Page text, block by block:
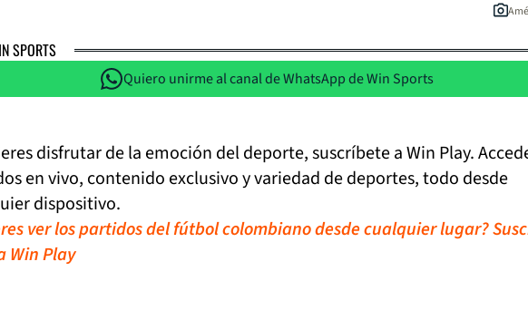
SPORTS
Quiero unirme al canal de WhatsApp de Win Sports
disfrutar de la emoción del deporte, suscríbete a Win Play.
en vivo, contenido exclusivo y variedad de deportes, todo desde
dispositivo.
ver los partidos del fútbol colombiano desde cualquier lugar?
Win Play